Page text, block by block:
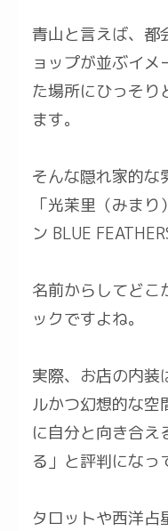
青山と言えば、都
ョップが並ぶイメ
た場所にひっそり
ます。
そんな隠れ家的な
「光茉里（みま
ン BLUE
名前からしてどこ
ックですよね。
実際、お店の内装
ルかつ幻想的な空
に自分と向き合え
る」と評判になっ
タロットや西洋占